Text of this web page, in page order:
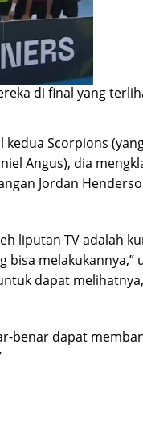
di final yang
Scorpions
Angus), dia
Jordan
liputan TV adalah
melakukannya,”
dapat
benar dapat